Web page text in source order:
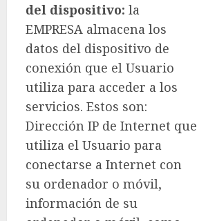
del dispositivo: la
EMPRESA almacena los
datos del dispositivo de
conexión que el Usuario
utiliza para acceder a los
servicios. Estos son:
Dirección IP de Internet que
utiliza el Usuario para
conectarse a Internet con
su ordenador o móvil,
información de su